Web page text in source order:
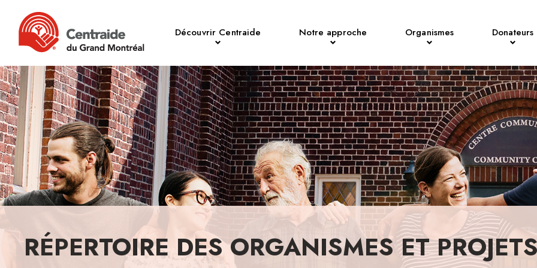
Découvrir Centraide Notre approche Organismes Donateurs
RÉPERTOIRE DES ORGANISMES ET